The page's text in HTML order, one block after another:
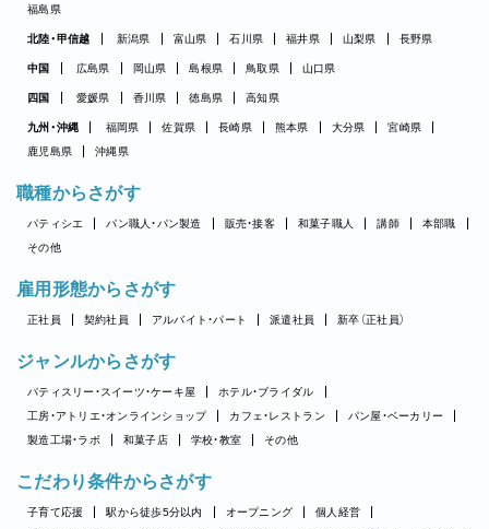
福島県
北陸・甲信越 新潟県 富山県 石川県 福井県 山梨県 長野県
中国 広島県 岡山県 島根県 鳥取県 山口県
四国 愛媛県 香川県 徳島県 高知県
九州・沖縄 福岡県 佐賀県 長崎県 熊本県 大分県
宮崎県
鹿児島県
沖縄県
職種からさがす
パティシエ パン職人・パン製造 販売・接客 和菓子職人 講師
本部職
その他
雇用形態からさがす
正社員 契約社員 アルバイト・パート 派遣社員 新卒（正社員）
ジャンルからさがす
パティスリー・スイーツ・ケーキ屋
ホテル・ブライダル
工房・アトリエ・オンラインショップ
カフェ・レストラン
パン屋・ベーカリー
製造工場・ラボ
和菓子店 学校・教室 その他
こだわり条件からさがす
子育て応援 駅から徒歩5分以内 オープニング
個人経営